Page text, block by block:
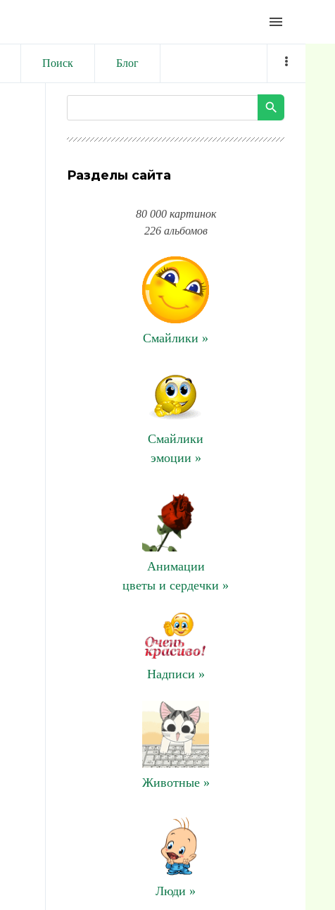
menu
Поиск Блог
Разделы сайта
80 000 картинок
226 альбомов
Смайлики »
Смайлики
эмоции »
Анимации
цветы и сердечки »
Надписи »
Животные »
Люди »